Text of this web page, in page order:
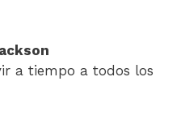
a tiempo a todos los